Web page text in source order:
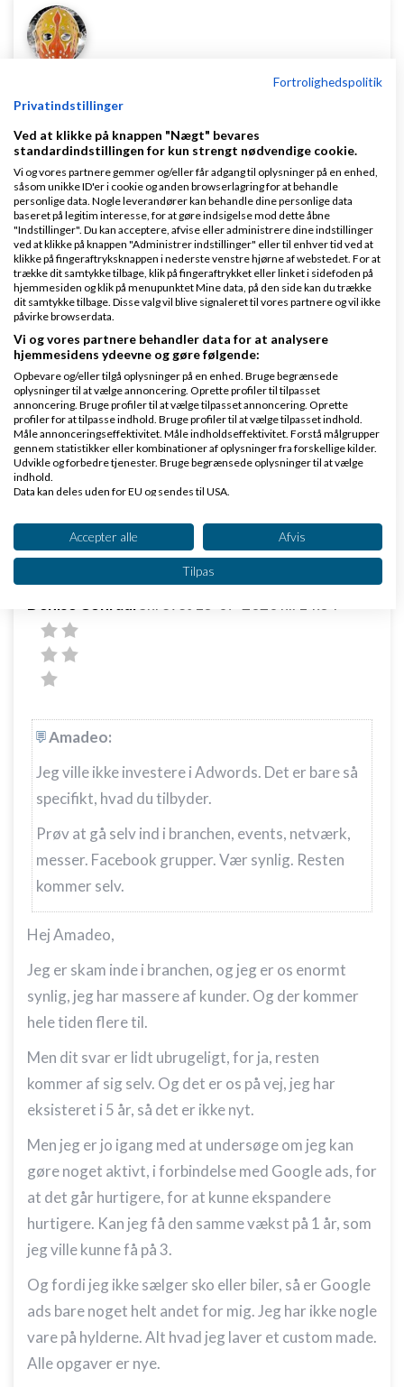
kl. 10:34
Denise Conradi:
Der er simpelthen for lidt søge volumen
Du siger det.
Jeg ville ikke investere i Adwords. Det er bare så
specifikt, hvad du tilbyder.
Prøv at gå selv ind i branchen, events,netværk
messer. Facebook grupper. Vær synlig. Resten
kommer selv.
Svar
Amadeo:
Jeg ville ikke investere i Adwords. Det er bare så
specifikt, hvad du tilbyder.
Prøv at gå selv ind i branchen, events, netværk,
messer. Facebook grupper. Vær synlig. Resten
kommer selv.
Hej Amadeo,
Jeg er skam inde i branchen, og jeg er os enormt
synlig, jeg har massere af kunder. Og der kommer
hele tiden flere til.
Men dit svar er lidt ubrugeligt, for ja, resten
kommer af sig selv. Og det er os på vej, jeg har
eksisteret i 5 år, så det er ikke nyt.
Men jeg er jo igang med at undersøge om jeg kan
gøre noget aktivt, i forbindelse med Google ads, for
at det går hurtigere, for at kunne ekspandere
hurtigere. Kan jeg få den samme vækst på 1 år, som
jeg ville kunne få på 3.
Og fordi jeg ikke sælger sko eller biler, så er Google
ads bare noget helt andet for mig. Jeg har ikke nogle
vare på hylderne. Alt hvad jeg laver et custom made.
Alle opgaver er nye.
Fortrolighedspolitik
Privatindstillinger
Ved at klikke på knappen "Nægt" bevares
standardindstillingen for kun strengt nødvendige cookie.
Vi og vores partnere gemmer og/eller får adgang til oplysninger på en enhed,
såsom unikke ID'er i cookie og anden browserlagring for at behandle
personlige data. Nogle leverandører kan behandle dine personlige data
baseret på legitim interesse, for at gøre indsigelse mod dette åbne
"Indstillinger". Du kan acceptere, afvise eller administrere dine indstillinger
ved at klikke på knappen "Administrer indstillinger" eller til enhver tid ved at
klikke på fingeraftryksknappen i nederste venstre hjørne af webstedet. For at
trække dit samtykke tilbage, klik på fingeraftrykket eller linket i sidefoden på
hjemmesiden og klik på menupunktet Mine data, på den side kan du trække
dit samtykke tilbage. Disse valg vil blive signaleret til vores partnere og vil ikke
påvirke browserdata.
Vi og vores partnere behandler data for at analysere
hjemmesidens ydeevne og gøre følgende:
Opbevare og/eller tilgå oplysninger på en enhed. Bruge begrænsede
oplysninger til at vælge annoncering. Oprette profiler til tilpasset
annoncering. Bruge profiler til at vælge tilpasset annoncering. Oprette
profiler for at tilpasse indhold. Bruge profiler til at vælge tilpasset indhold.
Måle annonceringseffektivitet. Måle indholdseffektivitet. Forstå målgrupper
gennem statistikker eller kombinationer af oplysninger fra forskellige kilder.
Udvikle og forbedre tjenester. Bruge begrænsede oplysninger til at vælge
indhold.
Data kan deles uden for EU og sendes til USA.
Se partnerliste (2 IAB-leverandører)
Vi bruger dine data til følgende formål:
IAB's behandlingsformål:
Opbevare og/eller tilgå oplysninger på en
enhed
Bruge begrænsede oplysninger til at vælge
annoncering
Bruge profiler til at vælge tilpasset
annoncering
Oprette profiler for at tilpasse indhold
Bruge profiler til at vælge tilpasset indhold
Måle annonceringseffektivitet
Måle indholdseffektivitet
kombinationer af oplysninger fra forskellige
kilder
Udvikle og forbedre tjenester
Bruge begrænsede oplysninger til at vælge
IAB Special Features:
placeringsoplysninger
Identificere enheder baseret på aktivt
anmodede oplysninger
Ikke-IAB-behandlingsformål:
Nødvendig
Ydeevne
Funktionel
Annoncering / marketing
Accepter alle Afvis
Tilpas